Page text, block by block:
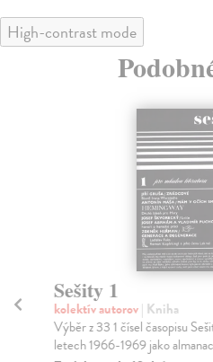
High-contrast mode
Sešity 1
kolektív autorov| Kniha
Výběr z 33 1 čísel časopisu
letech 1966-1969 jako